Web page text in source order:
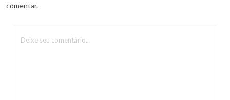
comentar.